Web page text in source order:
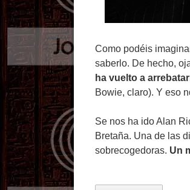
Como podéis
saberlo. De hecho,
ha vuelto a
Bowie, claro). Y eso
Se nos ha ido Alan
Bretaña. Una de las
sobrecogedoras. Un